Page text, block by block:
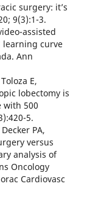
surgery: it’s
9(3):1-3.
assisted
learning curve
Ann
E,
lobectomy is
with 500
5.
PA,
versus
analysis of
Oncology
Cardiovasc